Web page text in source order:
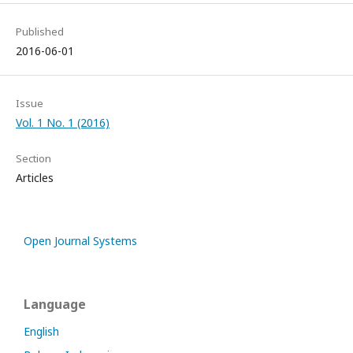
Published
2016-06-01
Issue
Vol. 1 No. 1 (2016)
Section
Articles
Open Journal Systems
Language
English